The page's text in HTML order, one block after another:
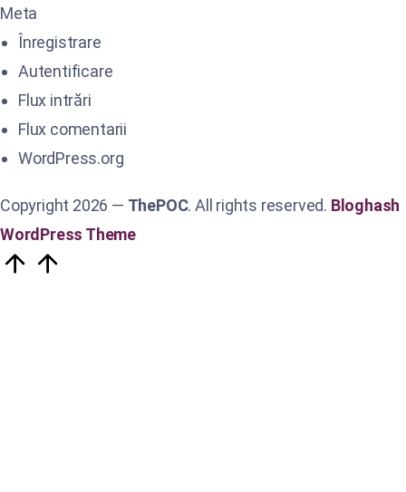
Meta
Înregistrare
Autentificare
Flux intrări
Flux comentarii
WordPress.org
Copyright 2026 — ThePOC. All rights reserved. Bloghash
WordPress Theme